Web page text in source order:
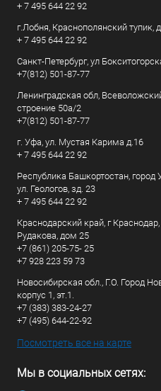
+ 7 495 644 22 92
г.Лобня, Краснополянский тупик,
+ 7 495 644 22 92
Санкт-Петербург, ул
+7(812) 501-87-77
Ленинградская обл,
строение 50а/2
+7(812) 501-87-77
г. Уфа, ул. Мустая Карима д.16
+ 7 495 644 22 92
Республика Башкортостан,
ул. Геологов, зд. 23
+ 7 495 644 22 92
Краснодарский край, г
Рудакова, дом 25
+7 (861) 205-75- 25
+7 928 223 59 73
Новосибирская обл., Г.О. Город
корпус 1, эт.1.
+7 (383) 383-24-27
+7 (495) 644-22-92
Посмотреть все на карте
Мы в социальных сетях: